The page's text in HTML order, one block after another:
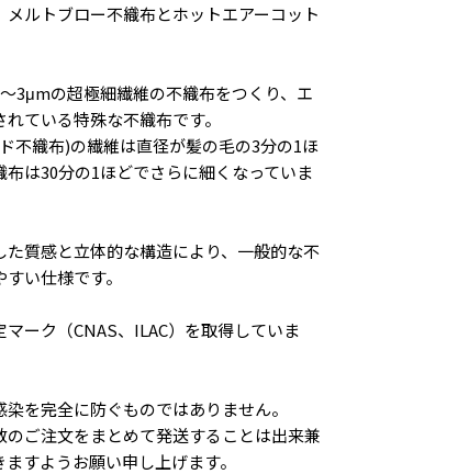
ルトブロー不織布とホットエアーコット
3μmの超極細繊維の不織布をつくり、エ
ている特殊な不織布です。
不織布)の繊維は直径が髪の毛の3分の1ほ
は30分の1ほどでさらに細くなっていま
た質感と立体的な構造により、一般的な不
い仕様です。
ーク（CNAS、ILAC）を取得していま
を完全に防ぐものではありません。
ご注文をまとめて発送することは出来兼
すようお願い申し上げます。